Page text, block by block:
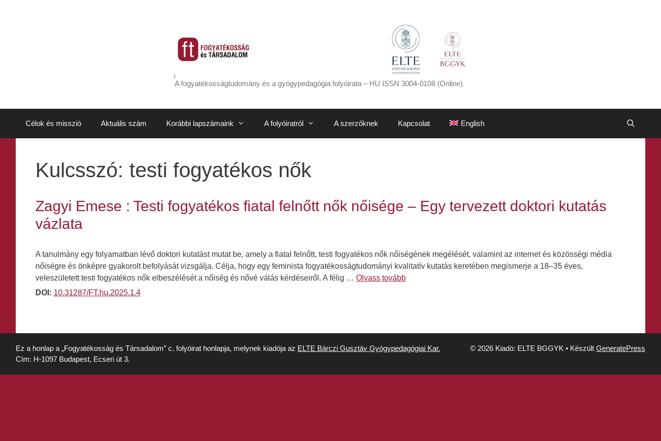
A fogyatékosságtudomány és a gyógypedagógia folyóirata – HU ISSN 3004-0108 (Online)
Célok és misszió Aktuális szám Korábbi lapszámaink A folyóiratról A szerzőknek Kapcsolat English
Kulcsszó: testi fogyatékos nők
Zagyi Emese : Testi fogyatékos fiatal felnőtt nők nőisége – Egy tervezett doktori kutatás
vázlata
A tanulmány egy folyamatban lévő doktori kutatást mutat be, amely a fiatal felnőtt, testi fogyatékos nők nőiségének megélését, valamint az internet és közösségi média
nőiségre és önképre gyakorolt befolyását vizsgálja. Célja, hogy egy feminista fogyatékosságtudományi kvalitatív kutatás keretében megismerje a 18–35 éves,
veleszületett testi fogyatékos nők elbeszélését a nőiség és nővé válás kérdéseiről. A félig … Olvass tovább
DOI: 10.31287/FT.hu.2025.1.4
Ez a honlap a „Fogyatékosság és Társadalom” c. folyóirat honlapja, melynek kiadója az ELTE Bárczi Gusztáv Gyógypedagógiai Kar.
Cím: H-1097 Budapest, Ecseri út 3.
© 2026 Kiadó: ELTE BGGYK • Készült GeneratePress